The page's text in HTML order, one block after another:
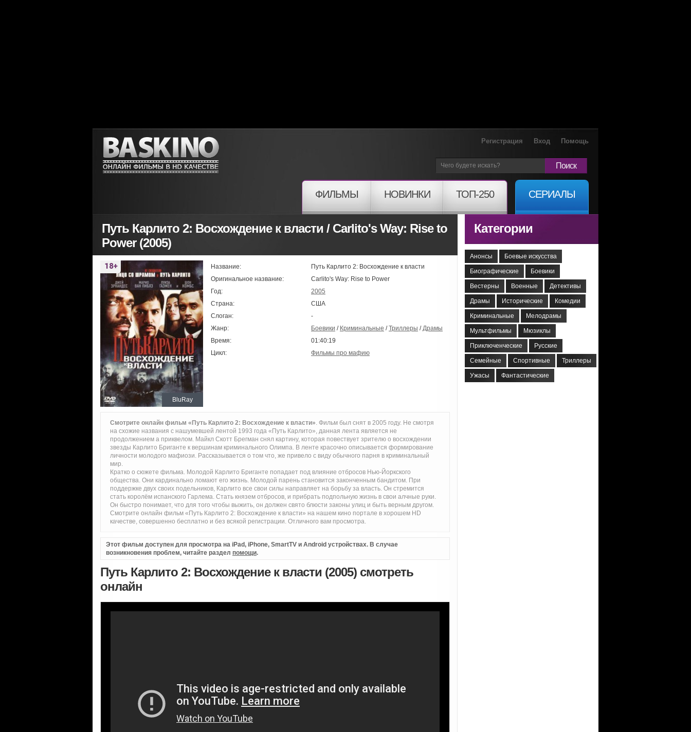
Регистрация Вход Помощь
Поиск
ФИЛЬМЫ НОВИНКИ ТОП-250 СЕРИАЛЫ
Путь Карлито 2: Восхождение к власти / Carlito's Way: Rise to
Power (2005)
BluRay
Название:
Путь Карлито 2: Восхождение к власти
Оригинальное название:
Carlito's Way: Rise to Power
Год:
2005
Страна:
США
Слоган:
-
Жанр:
Боевики / Криминальные /Триллеры /Драмы
Время:
01:40:19
Цикл:
Фильмы про мафию
Смотрите онлайн фильм «Путь Карлито 2: Восхождение к власти» . Фильм был снят в 2005 году. Не смотря
на схожие названия с нашумевшей лентой 1993 года «Путь Карлито», данная лента является не
продолжением а приквелом. Майкл Скотт Брегман снял картину, которая повествует зрителю о восхождении
звезды Карлито Бриганте к вершинам криминального Олимпа. В ленте красочно описывается формирование
личности молодого мафиози. Рассказывается о том что, же привело с виду обычного парня в криминальный
мир.
Кратко о сюжете фильма. Молодой Карлито Бриганте попадает под влияние отбросов Нью-Йоркского
общества. Они кардинально ломают его жизнь. Молодой парень становится законченным бандитом. При
поддержке двух своих подельников, Карлито все свои силы направляет на борьбу за власть. Он стремится
стать королём испанского Гарлема. Стать князем отбросов, и прибрать подпольную жизнь в свои алчные руки.
Он быстро понимает, что для того чтобы выжить, он должен свято блюсти законы улиц и быть верным другом.
Смотрите онлайн фильм «Путь Карлито 2: Восхождение к власти» на нашем кино портале в хорошем HD
качестве, совершенно бесплатно и без всякой регистрации. Отличного вам просмотра.
Этот фильм доступен для просмотра на iPad, iPhone, SmartTV и Android устройствах. В случае
возникновения проблем, читайте раздел помощи.
Путь Карлито 2: Восхождение к власти (2005) смотреть
онлайн
Категории
Анонсы Боевые искусства
Биографические Боевики
Вестерны Военные Детективы
Драмы Исторические Комедии
Криминальные Мелодрамы
Мультфильмы Мюзиклы
Приключенческие Русские
Семейные Спортивные Триллеры
Ужасы Фантастические